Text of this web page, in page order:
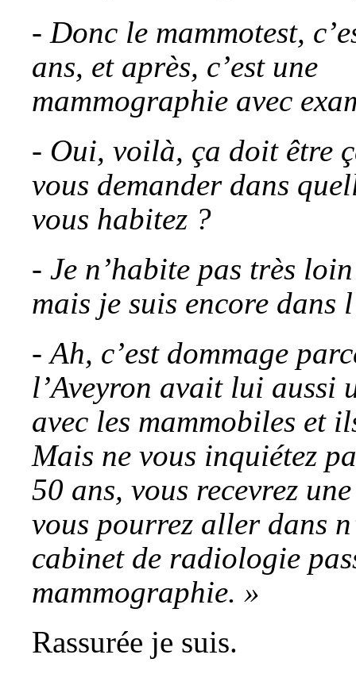
- Donc le mammotest,
ans, et après, c’est une
mammographie avec
- Oui, voilà, ça doit être
vous demander dans
vous habitez ?
- Je n’habite pas très
mais je suis encore dans
-Ah, c’est dommage
l’Aveyron avait lui aussi
avec les mammobiles et
Mais ne vous inquiétez
50 ans, vous recevrez
vous pourrez aller dans
cabinet de radiologie
mammographie. »
Rassurée je suis.